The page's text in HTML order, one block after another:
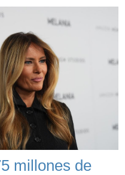
millones de